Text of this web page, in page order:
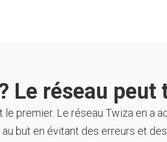
Le réseau peut
premier. Le réseau Twiza en a
but en évitant des erreurs et